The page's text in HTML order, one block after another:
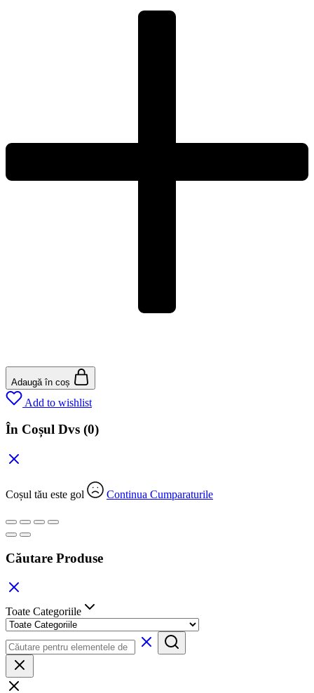
Adaugă în coș
Add to wishlist
În Coșul Dvs (0)
Coșul tău este gol Continua Cumparaturile
Căutare Produse
Toate Categoriile